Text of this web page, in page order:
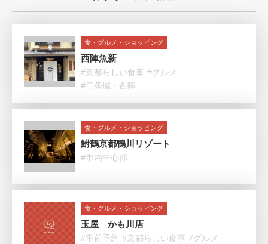
食・グルメ・ショッピング
西陣魚新
#京都らしい食事 #グルメ
#二条城・西陣
食・グルメ・ショッピング
鮒鶴京都鴨川リゾート
#市内中心部
食・グルメ・ショッピング
玉屋 かも川店
#事前予約 #京都らしい食事 #グルメ